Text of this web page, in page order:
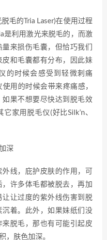
毛的Tria Laser)在使用过程
是利用激光来脱毛的，而激
来损伤毛囊，但恰巧我们
和毛囊都有分布，因此妹
的时候会感受到轻微刺痛
用的时候会带来疼痛感，
果不想要尽快达到脱毛效
家用脱毛仪(好比Silk’n、
深
线，庇护皮肤的作用，可
许多体毛都被脱去，再加
让让过度的紫外线伤害到脱
着。此外，如果妹纸们没
脱毛，那也有可能引起皮
，肤色加深。